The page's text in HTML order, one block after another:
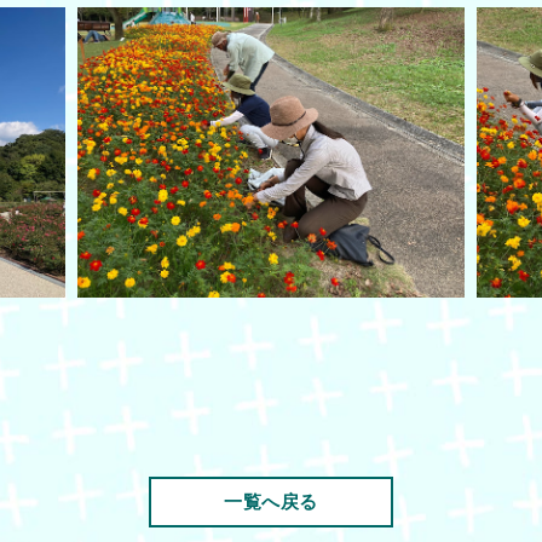
一覧へ戻る